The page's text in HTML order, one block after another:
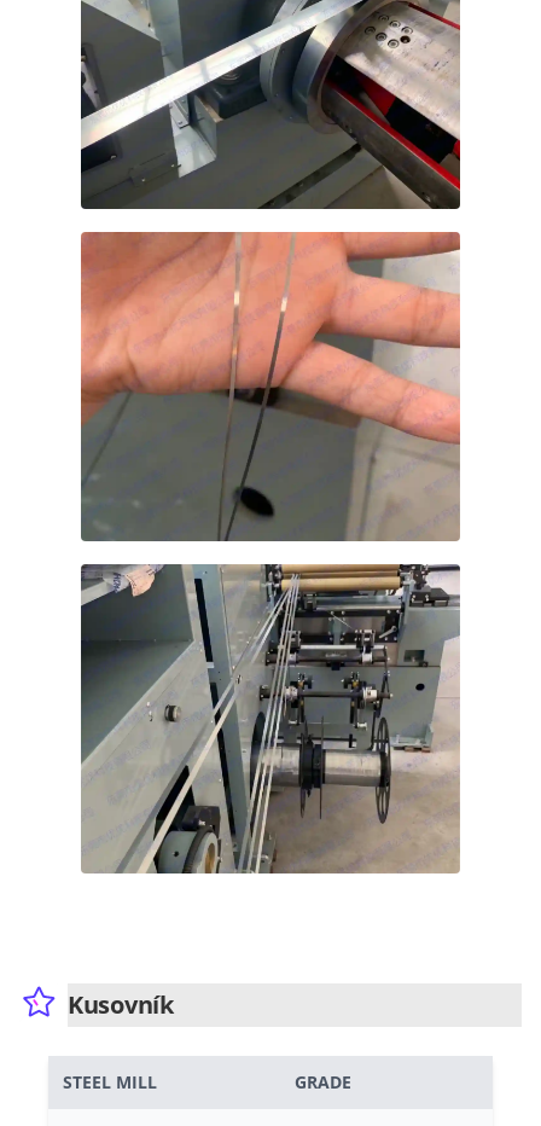
Kusovník
STEEL MILL GRADE